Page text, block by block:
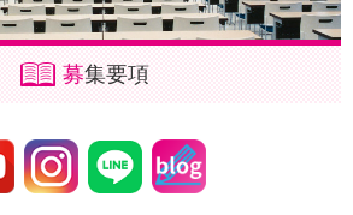
募集要項